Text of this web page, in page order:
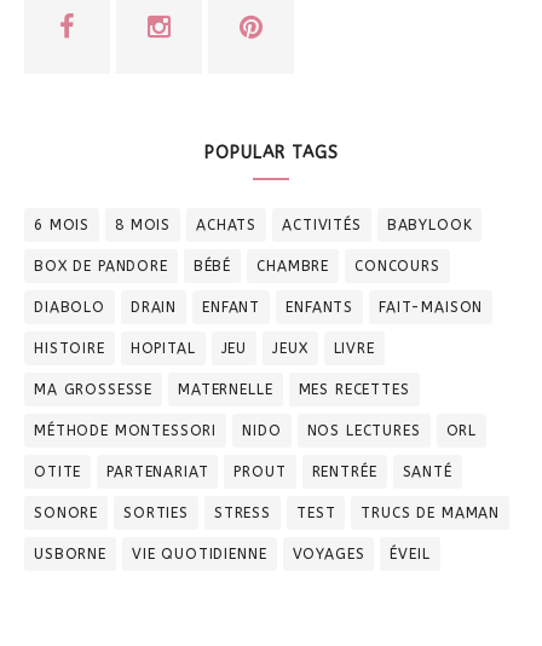
POPULAR TAGS
6 MOIS 8 MOIS ACHATS ACTIVITÉS BABYLOOK
BOX DE PANDORE BÉBÉ CHAMBRE CONCOURS
DIABOLO DRAIN ENFANT ENFANTS FAIT-MAISON
HISTOIRE HOPITAL JEU JEUX LIVRE
MA GROSSESSE MATERNELLE MES RECETTES
MÉTHODE MONTESSORI NIDO NOS LECTURES ORL
OTITE PARTENARIAT PROUT RENTRÉE SANTÉ
SONORE SORTIES STRESS TEST TRUCS DE MAMAN
USBORNE VIE QUOTIDIENNE VOYAGES ÉVEIL